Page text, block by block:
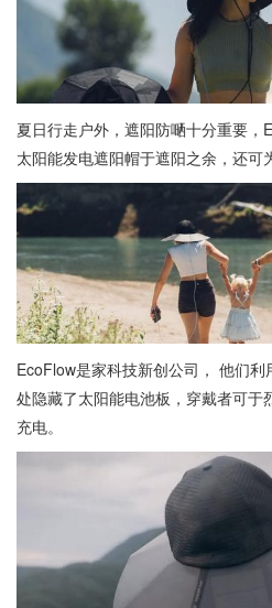
夏日行走户外，遮阳防嗮十分重要
太阳能发电遮阳帽于遮阳之余，还可
EcoFlow是家科技新创公司， 他们
处隐藏了太阳能电池板，穿戴者可于
充电。